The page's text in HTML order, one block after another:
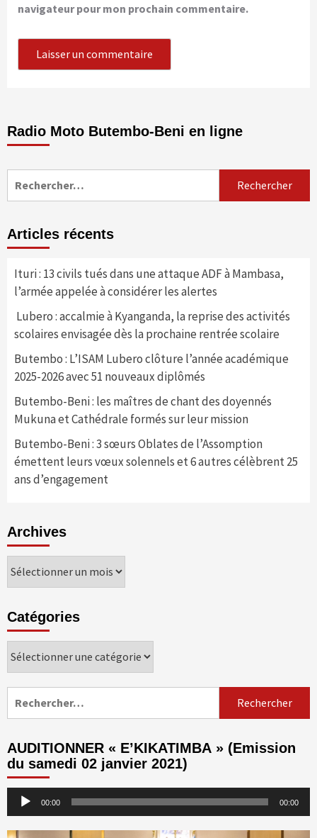
navigateur pour mon prochain commentaire.
Radio Moto Butembo-Beni en ligne
Articles récents
Ituri : 13 civils tués dans une attaque ADF à Mambasa,
l’armée appelée à considérer les alertes
Lubero : accalmie à Kyanganda, la reprise des activités
scolaires envisagée dès la prochaine rentrée scolaire
Butembo : L’ISAM Lubero clôture l’année académique
2025-2026 avec 51 nouveaux diplômés
Butembo-Beni : les maîtres de chant des doyennés
Mukuna et Cathédrale formés sur leur mission
Butembo-Beni : 3 sœurs Oblates de l’Assomption
émettent leurs vœux solennels et 6 autres célèbrent 25
ans d’engagement
Archives
Archives
Catégories
Catégories
AUDITIONNER « E’KIKATIMBA » (Emission
du samedi 02 janvier 2021)
Lecteur 00:00 00:00